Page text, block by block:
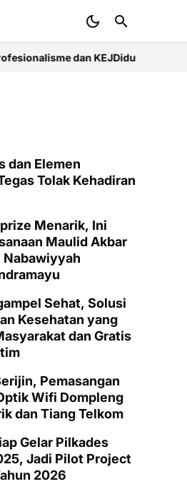
KEJDiduga Sunat Ketebalan Jalan
dan Elemen
Tolak Kehadiran
Menarik, Ini
Maulid Akbar
Nabawiyyah
Sehat, Solusi
Kesehatan yang
dan Gratis
Pemasangan
Wifi Dompleng
dan Tiang Telkom
Gelar Pilkades
Jadi Pilot Project
2026